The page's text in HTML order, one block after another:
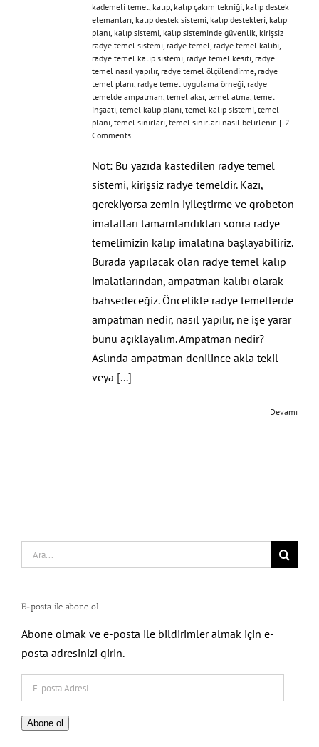
kademeli temel, kalıp, kalıp çakım tekniği, kalıp destek
elemanları, kalıp destek sistemi, kalıp destekleri, kalıp
planı, kalıp sistemi, kalıp sisteminde güvenlik, kirişsiz
radye temel sistemi, radye temel, radye temel kalıbı,
radye temel kalıp sistemi, radye temel kesiti, radye
temel nasıl yapılır, radye temel ölçülendirme, radye
temel planı, radye temel uygulama örneği, radye
temelde ampatman, temel aksı, temel atma, temel
inşaatı, temel kalıp planı, temel kalıp sistemi, temel
planı, temel sınırları, temel sınırları nasıl belirlenir | 2
Comments
Not: Bu yazıda kastedilen radye temel
sistemi, kirişsiz radye temeldir. Kazı,
gerekiyorsa zemin iyileştirme ve grobeton
imalatları tamamlandıktan sonra radye
temelimizin kalıp imalatına başlayabiliriz.
Burada yapılacak olan radye temel kalıp
imalatlarından, ampatman kalıbı olarak
bahsedeceğiz. Öncelikle radye temellerde
ampatman nedir, nasıl yapılır, ne işe yarar
bunu açıklayalım. Ampatman nedir?
Aslında ampatman denilince akla tekil
veya [...]
Devamı
Search
for:
E-posta ile abone ol
Abone olmak ve e-posta ile bildirimler almak için e-
posta adresinizi girin.
posta
Adresi
Abone ol